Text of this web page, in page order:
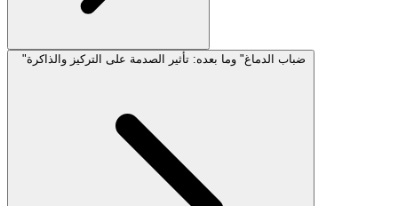
"ضباب الدماغ" وما بعده: تأثير الصدمة على التركيز والذاكرة